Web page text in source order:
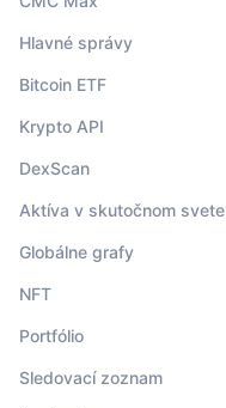
Hlavné správy
Bitcoin ETF
Krypto API
DexScan
Aktíva v skutočnom svete
Globálne grafy
NFT
Portfólio
Sledovací zoznam